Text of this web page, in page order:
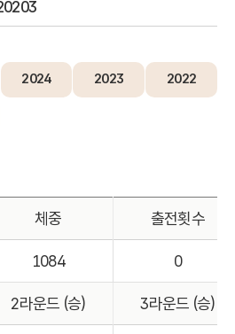
2024 2023 2022
체중 출전횟수
1084 0
2라운드 (승) 3라운드 (승)